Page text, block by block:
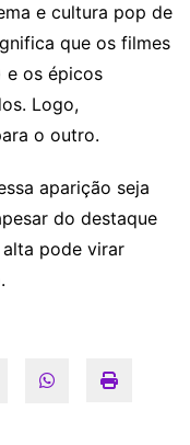
e cultura pop de
que os filmes
e os épicos
Logo,
o outro.
aparição seja
do destaque
alta pode virar